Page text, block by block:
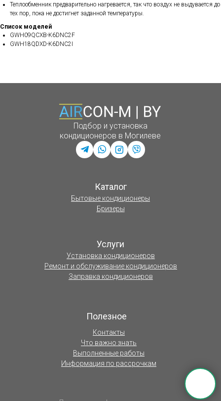
Теплообменник предварительно нагревается, так что воздух не выдувается до
тех пор, пока не достигнет заданной температуры.
Список моделей
GWH09QCXB-K6DNC2F
GWH18QDXD-K6DNC2I
Контакты
Что важно знать
Выполненные работы
Информация по рассрочкам
Подбор и установка
кондиционеров в Могилеве
Услуги
Установка кондиционеров
Ремонт и обслуживание кондиционеров
Заправка кондиционеров
Полезное
Каталог
Бытовые кондиционеры
Бризеры